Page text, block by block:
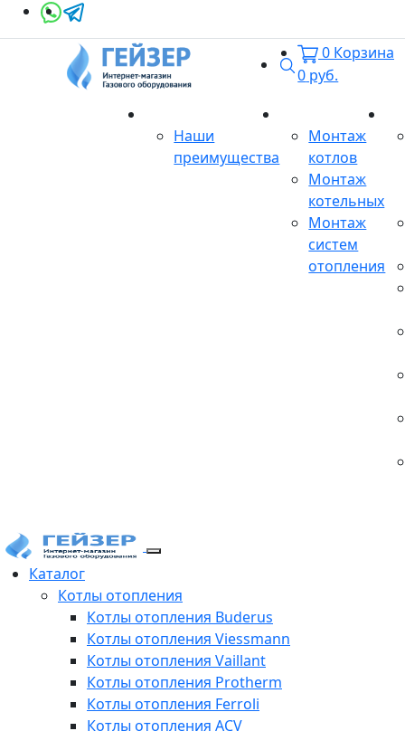
Поиск
0 Корзина
0 руб.
Наши
преимущества
Монтаж
котлов
Монтаж
котельных
Монтаж
систем
отопления
Каталог
Котлы отопления
Котлы отопления Buderus
Котлы отопления Viessmann
Котлы отопления Vaillant
Котлы отопления Protherm
Котлы отопления Ferroli
Котлы отопления ACV